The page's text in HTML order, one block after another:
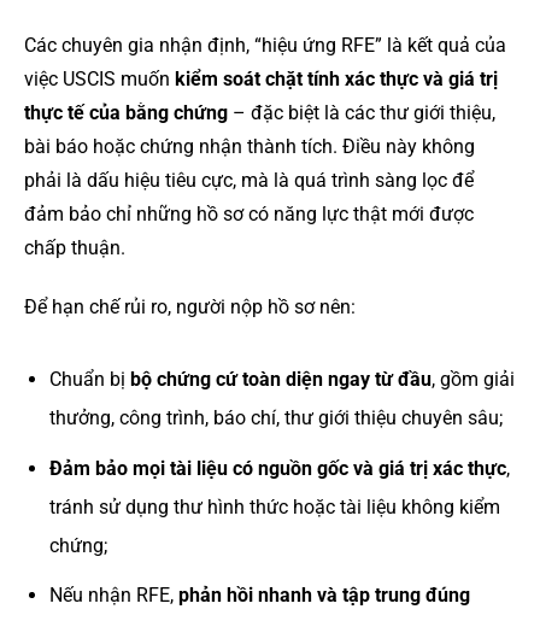
Các chuyên gia nhận định, “hiệu ứng RFE” là kết quả của
việc USCIS muốn kiểm soát chặt tính xác thực và giá trị
thực tế của bằng chứng – đặc biệt là các thư giới thiệu,
bài báo hoặc chứng nhận thành tích. Điều này không
phải là dấu hiệu tiêu cực, mà là quá trình sàng lọc để
đảm bảo chỉ những hồ sơ có năng lực thật mới được
chấp thuận.
Để hạn chế rủi ro, người nộp hồ sơ nên:
Chuẩn bị bộ chứng cứ toàn diện ngay từ đầu, gồm giải
thưởng, công trình, báo chí, thư giới thiệu chuyên sâu;
Đảm bảo mọi tài liệu có nguồn gốc và giá trị xác thực,
tránh sử dụng thư hình thức hoặc tài liệu không kiểm
chứng;
Nếu nhận RFE, phản hồi nhanh và tập trung đúng